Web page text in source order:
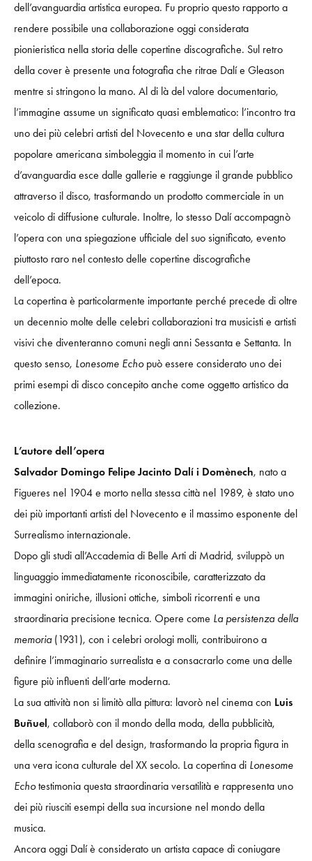
dell’avanguardia artistica europea. Fu proprio questo rapporto a
rendere possibile una collaborazione oggi considerata
pionieristica nella storia delle copertine discografiche. Sul retro
della cover è presente una fotografia che ritrae Dalí e Gleason
mentre si stringono la mano. Al di là del valore documentario,
l’immagine assume un significato quasi emblematico: l’incontro tra
uno dei più celebri artisti del Novecento e una star della cultura
popolare americana simboleggia il momento in cui l’arte
d’avanguardia esce dalle gallerie e raggiunge il grande pubblico
attraverso il disco, trasformando un prodotto commerciale in un
veicolo di diffusione culturale. Inoltre, lo stesso Dalí accompagnò
l’opera con una spiegazione ufficiale del suo significato, evento
piuttosto raro nel contesto delle copertine discografiche
dell’epoca.
La copertina è particolarmente importante perché precede di oltre
un decennio molte delle celebri collaborazioni tra musicisti e artisti
visivi che diventeranno comuni negli anni Sessanta e Settanta. In
questo senso, Lonesome Echopuò essere considerato uno dei
primi esempi di disco concepito anche come oggetto artistico da
collezione.
L’autore dell’opera
Salvador Domingo Felipe Jacinto Dalí i Domènech, nato a
Figueres nel 1904 e morto nella stessa città nel 1989, è stato uno
dei più importanti artisti del Novecento e il massimo esponente del
Surrealismo internazionale.
Dopo gli studi all’Accademia di Belle Arti di Madrid, sviluppò un
linguaggio immediatamente riconoscibile, caratterizzato da
immagini oniriche, illusioni ottiche, simboli ricorrenti e una
straordinaria precisione tecnica. Opere come La persistenza della
memoria(1931), con i celebri orologi molli, contribuirono a
definire l’immaginario surrealista e a consacrarlo come una delle
figure più influenti dell’arte moderna.
La sua attività non si limitò alla pittura: lavorò nel cinema con Luis
Buñuel, collaborò con il mondo della moda, della pubblicità,
della scenografia e del design, trasformando la propria figura in
una vera icona culturale del XX secolo. La copertina di Lonesome
Echotestimonia questa straordinaria versatilità e rappresenta uno
dei più riusciti esempi della sua incursione nel mondo della
musica.
Ancora oggi Dalí è considerato un artista capace di coniugare